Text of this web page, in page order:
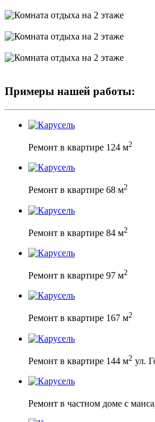
Примеры нашей работы:
Ремонт в квартире 124 м2
Ремонт в квартире 68 м2
Ремонт в квартире 84 м2
Ремонт в квартире 97 м2
Ремонт в квартире 167 м2
Ремонт в квартире 144 м2 ул.
Ремонт в частном доме с